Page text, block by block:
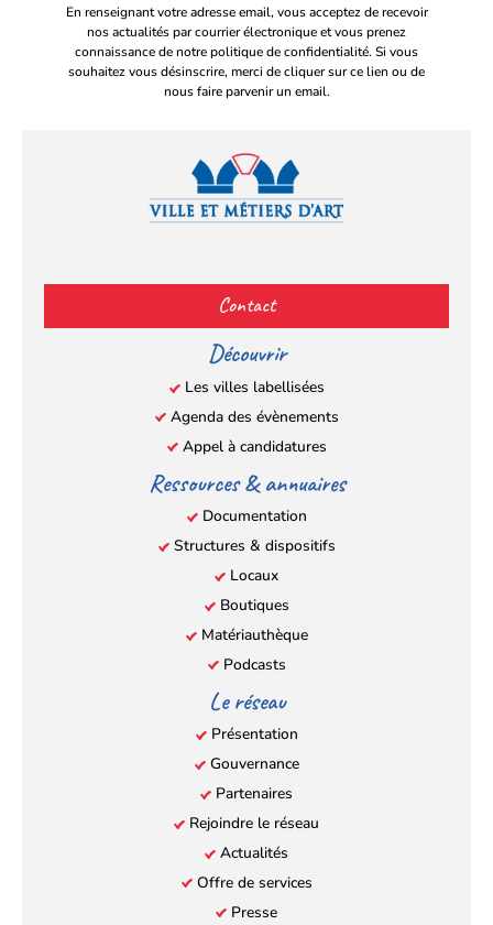
En renseignant votre adresse email, vous acceptez de recevoir
nos actualités par courrier électronique et vous prenez
connaissance de notre politique de confidentialité. Si vous
souhaitez vous désinscrire, merci de cliquer sur ce lien ou de
nous faire parvenir un email.
(s’ouvre
dans
un
nouvel
onglet)
(s’ouvre
dans
un
nouvel
onglet)
(s’ouvre
dans
un
nouvel
onglet)
(s’ouvre
un
nouvel
onglet)
Contact
Découvrir
Les villes labellisées
Agenda des évènements
Appel à candidatures
Ressources & annuaires
Documentation
Structures & dispositifs
Locaux
Boutiques
Matériauthèque
Podcasts
Le réseau
Présentation
Gouvernance
Partenaires
Rejoindre le réseau
Actualités
Offre de services
Presse